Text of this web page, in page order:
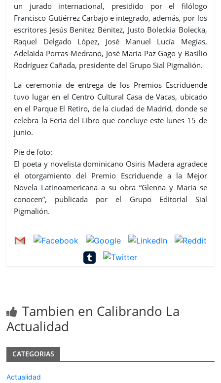
un jurado internacional, presidido por el filólogo
Francisco Gutiérrez Carbajo e integrado, además, por los
escritores Jesús Benitez Benitez, Justo Boleckia Bolecka,
Raquel Delgado López, José Manuel Lucía Megias,
Adelaida Porras-Medrano, José María Paz Gago y Basilio
Rodríguez Cañada, presidente del Grupo Sial Pigmalión.
La ceremonia de entrega de los Premios Escriduende
tuvo lugar en el Centro Cultural Casa de Vacas, ubicado
en el Parque El Retiro, de la ciudad de Madrid, donde se
celebra la Feria del Libro que concluye este lunes 15 de
junio.
Pie de foto:
El poeta y novelista dominicano Osiris Madera agradece
el otorgamiento del Premio Escriduende a la Mejor
Novela Latinoamericana a su obra “Glenna y Maria se
conocen”, publicada por el Grupo Editorial Sial
Pigmalión.
Tambien en Calibrando La
Actualidad
CATEGORIAS
Actualidad